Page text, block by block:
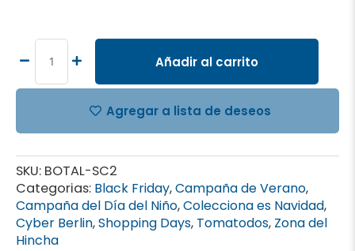
de
Aluminio
Cristal
cantidad
Añadir al carrito
Agregar a lista de deseos
SKU: BOTAL-SC2
Categorias: Black Friday,Campaña de Verano,
Campaña del Día del Niño,Colecciona es Navidad,
Cyber Berlin,Shopping Days, Tomatodos, Zona del
Hincha